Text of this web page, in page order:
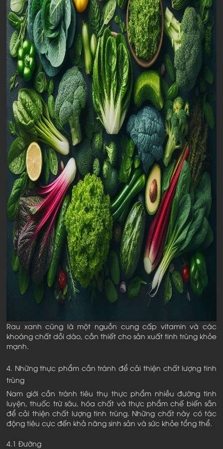
Rau xanh cũng là một nguồn cung cấp vitamin và các
khoáng chất dồi dào, cần thiết cho sản xuất tinh trùng khỏe
mạnh.
4. Những thực phẩm cần tránh để cải thiện chất lượng tinh
trùng
Nam giới cần tránh tiêu thụ thực phẩm nhiều đường tinh
luyện, thuốc trừ sâu, hóa chất và thực phẩm chế biến sẵn
để cải thiện chất lượng tinh trùng. Những chất này có tác
động tiêu cực đến khả năng sinh sản và sức khỏe tổng thể.
4.1 Đường